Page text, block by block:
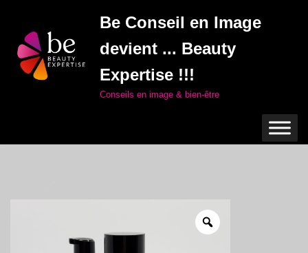
Aller
au
contenu
Be Conseil en Image
devient ... Beauty
Expertise !!!
Conseils en image & bien-être